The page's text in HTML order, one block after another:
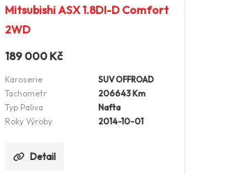
Mitsubishi ASX 1.8DI-D Comfort
2WD
189 000 Kč
Karoserie
SUV OFFROAD
Tachometr
206643 Km
Typ Paliva
Nafta
Roky Výroby
2014-10-01
Detail